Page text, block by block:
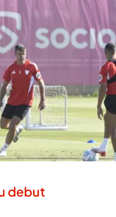
ante el
los médicos
debut